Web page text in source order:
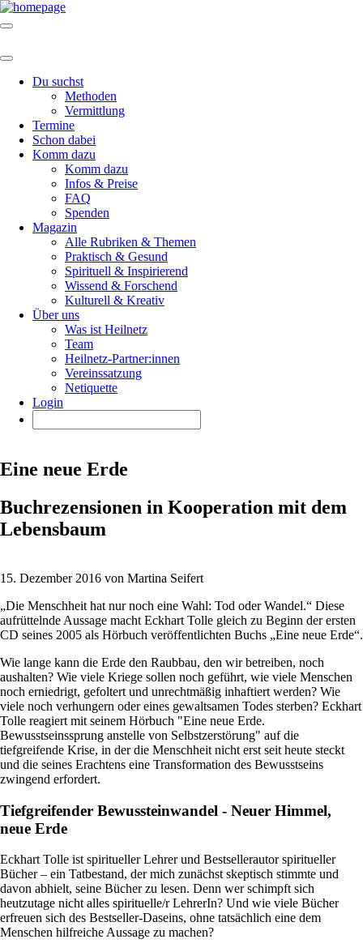
Du suchst
Methoden
Vermittlung
Termine
Schon dabei
Komm dazu
Komm dazu
Infos & Preise
FAQ
Spenden
Magazin
Alle Rubriken & Themen
Praktisch & Gesund
Spirituell & Inspirierend
Wissend & Forschend
Kulturell & Kreativ
Über uns
Was ist Heilnetz
Team
Heilnetz-Partner:innen
Vereinssatzung
Netiquette
Login
Eine neue Erde
Buchrezensionen in Kooperation mit dem
Lebensbaum
15. Dezember 2016 von Martina Seifert
„Die Menschheit hat nur noch eine Wahl: Tod oder Wandel.“ Diese
aufrüttelnde Aussage macht Eckhart Tolle gleich zu Beginn der ersten
CD seines 2005 als Hörbuch veröffentlichten Buchs „Eine neue Erde“.
Wie lange kann die Erde den Raubbau, den wir betreiben, noch
aushalten? Wie viele Kriege sollen noch geführt, wie viele Menschen
noch erniedrigt, gefoltert und unrechtmäßig inhaftiert werden? Wie
viele noch verhungern oder eines gewaltsamen Todes sterben? Eckhart
Tolle reagiert mit seinem Hörbuch "Eine neue Erde.
Bewusstseinssprung anstelle von Selbstzerstörung" auf die
tiefgreifende Krise, in der die Menschheit nicht erst seit heute steckt
und die seines Erachtens eine Transformation des Bewusstseins
zwingend erfordert.
Tiefgreifender Bewussteinwandel - Neuer Himmel,
neue Erde
Eckhart Tolle ist spiritueller Lehrer und Bestsellerautor spiritueller
Bücher – ein Tatbestand, der mich zunächst skeptisch stimmte und
davon abhielt, seine Bücher zu lesen. Denn wer schimpft sich
heutzutage nicht alles spirituelle/r LehrerIn? Und wie viele Bücher
erfreuen sich des Bestseller-Daseins, ohne tatsächlich eine dem
Menschen hilfreiche Aussage zu machen?